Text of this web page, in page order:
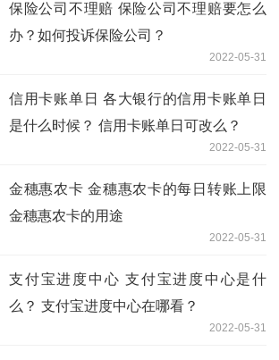
保险公司不理赔 保险公司不理赔要怎么
办？如何投诉保险公司？
2022-05-31
信用卡账单日 各大银行的信用卡账单日
是什么时候？ 信用卡账单日可改么？
2022-05-31
金穗惠农卡 金穗惠农卡的每日转账上限
金穗惠农卡的用途
2022-05-31
支付宝进度中心 支付宝进度中心是什
么？ 支付宝进度中心在哪看？
2022-05-31